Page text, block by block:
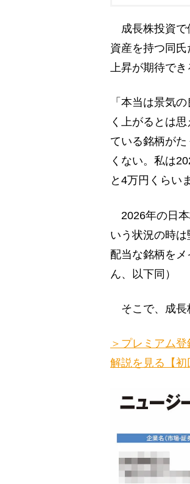
成長株投資で
資産を持つ同
上昇が期待でき
「本当は景気
く上がるとは
ている銘柄が
くない。私は
と4万円くらい
2026年の日本
いう状況の時
配当な銘柄を
ん、以下同）
そこで、成長
＞プレミアム
解説を見る【初